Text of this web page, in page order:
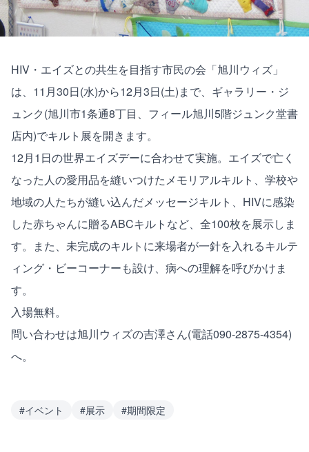
HIV・エイズとの共生を目指す市民の会「旭川ウィズ」
は、11月30日(水)から12月3日(土)まで、ギャラリー・ジ
ュンク(旭川市1条通8丁目、フィール旭川5階ジュンク堂書
店内)でキルト展を開きます。
12月1日の世界エイズデーに合わせて実施。エイズで亡く
なった人の愛用品を縫いつけたメモリアルキルト、学校や
地域の人たちが縫い込んだメッセージキルト、HIVに感染
した赤ちゃんに贈るABCキルトなど、全100枚を展示しま
す。また、未完成のキルトに来場者が一針を入れるキルテ
ィング・ビーコーナーも設け、病への理解を呼びかけま
す。
入場無料。
問い合わせは旭川ウィズの吉澤さん(電話090-2875-4354)
へ。
#イベント #展示 #期間限定